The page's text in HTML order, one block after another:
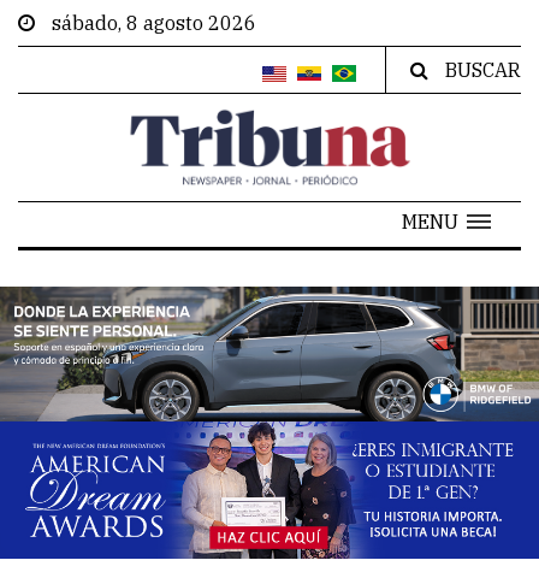
sábado, 8 agosto 2026
BUSCAR
MENU